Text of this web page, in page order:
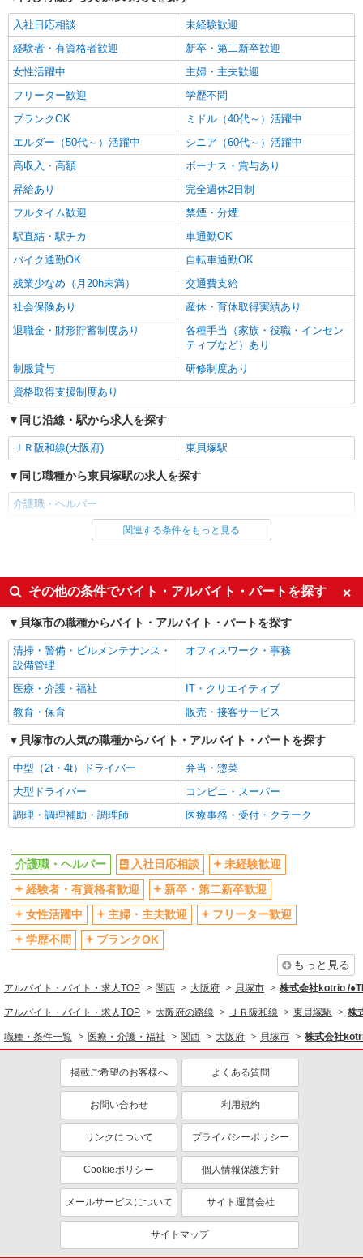
通費全支給(ガソリン代含む)＞
詳細を見る
派遣社員
株式会社kotrio /●OS-H2-2051266
東貝塚駅＊年齢不問◎未経験から安定した業界
時給1550円〜2187円 ＜日払い有/週払い有/交
通費全支給(ガソリン代含む)＞
詳細を見る
入社日応相談
未経験歓迎
経験者・有資格者歓迎
新卒・第二新卒歓迎
女性活躍中
主婦・主夫歓迎
フリーター歓迎
学歴不問
ブランクOK
ミドル（40代～）活躍中
エルダー（50代～）活躍中
シニア（60代～）活躍中
高収入・高額
ボーナス・賞与あり
昇給あり
完全週休2日制
フルタイム歓迎
禁煙・分煙
駅直結・駅チカ
車通勤OK
バイク通勤OK
自転車通勤OK
残業少なめ（月20h未満）
交通費支給
社会保険あり
産休・育休取得実績あり
退職金・財形貯蓄制度あり
各種手当（家族・役職・インセン
ティブなど）あり
制服貸与
研修制度あり
資格取得支援制度あり
同じ沿線・駅から求人を探す
ＪＲ阪和線(大阪府) 東貝塚駅
同じ職種から東貝塚駅の求人を探す
介護職・ヘルパー
同じ雇用形態から東貝塚駅の求人を探す
同じ特徴から東貝塚駅の求人を探す
入社日応相談
未経験歓迎
経験者・有資格者歓迎
新卒・第二新卒歓迎
女性活躍中
フリーター歓迎
学歴不問
ブランクOK
ミドル（40代～）活躍中
エルダー（50代～）活躍中
シニア（60代～）活躍中
高収入・高額
ボーナス・賞与あり
昇給あり
完全週休2日制
フルタイム歓迎
禁煙・分煙
駅直結・駅チカ
車通勤OK
残業少なめ（月20h未満）
交通費支給
社会保険あり
産休・育休取得実績あり
退職金・財形貯蓄制度あり
各種手当（家族・役職・インセン
資格取得支援制度あり
同じ職種から求人を探す
医療・介護・福祉
介護職・ヘルパー
同じ特徴から求人を探す
未経験歓迎
ミドル（40代～）活躍中
ボーナス・賞与あり
車通勤OK
社会保険あり
産休・育休取得実績あり
関連する条件をもっと見る
その他の条件でバイト・アルバイト・パートを探す
貝塚市の職種からバイト・アルバイト・パートを探す
清掃・警備・ビルメンテナンス・
設備管理
オフィスワーク・事務
医療・介護・福祉
IT・クリエイティブ
教育・保育
販売・接客サービス
貝塚市の人気の職種からバイト・アルバイト・パートを探す
中型（2t・4t）ドライバー
弁当・惣菜
大型ドライバー
コンビニ・スーパー
調理・調理補助・調理師
医療事務・受付・クラーク
介護職・ヘルパー 入社日応相談
未経験歓迎
経験者・有資格者歓迎
新卒・第二新卒歓迎
女性活躍中
主婦・主夫歓迎
フリーター歓迎
学歴不問
ブランクOK
もっと見る
アルバイト・バイト・求人TOP 関西 大阪府 貝塚市 株式会社kotrio /
アルバイト・バイト・求人TOP 大阪府の路線 ＪＲ阪和線 東貝塚駅 株
職種・条件一覧 医療・介護・福祉 関西 大阪府 貝塚市 株式会社
掲載ご希望のお客様へ よくある質問
お問い合わせ 利用規約
リンクについて プライバシーポリシー
Cookieポリシー 個人情報保護方針
メールサービスについて サイト運営会社
サイトマップ